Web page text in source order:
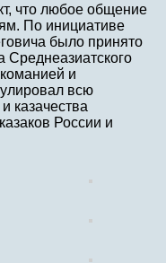
что любое общение
По инициативе
было принято
Среднеазиатского
и
всю
казачества
России и